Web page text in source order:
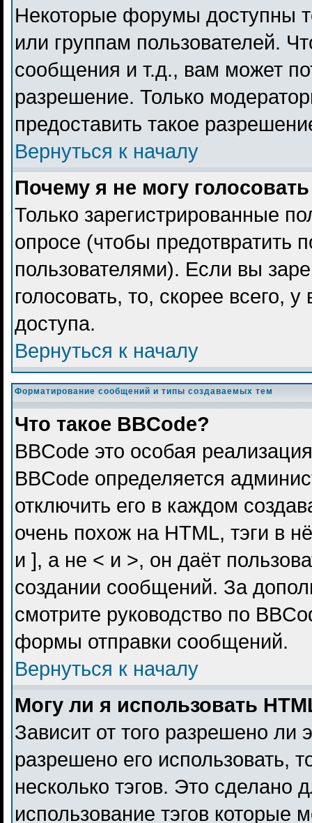
Некоторые форумы доступны
или группам пользователей.
сообщения и т.д., вам может
разрешение. Только
предоставить такое
Вернуться к началу
Почему я не могу
Только зарегистрированные
опросе (чтобы предотвратить
пользователями). Если вы
голосовать, то, скорее всего,
доступа.
Вернуться к началу
Форматирование сообщений и типы создаваемых тем
Что такое BBCode?
BBCode это особая
BBCode определяется
отключить его в каждом
очень похож на HTML, тэги в
и ], а не < и >, он даёт
создании сообщений. За
смотрите руководство по
формы отправки сообщений.
Вернуться к началу
Могу ли я использовать
Зависит от того разрешено ли
разрешено его использовать,
несколько тэгов. Это сделано
использование тэгов которые